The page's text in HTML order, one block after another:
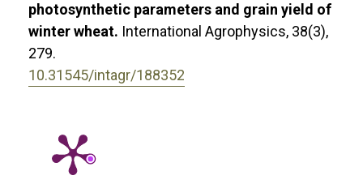
photosynthetic parameters and grain yield of
winter wheat. International Agrophysics, 38(3),
279.
10.31545/intagr/188352